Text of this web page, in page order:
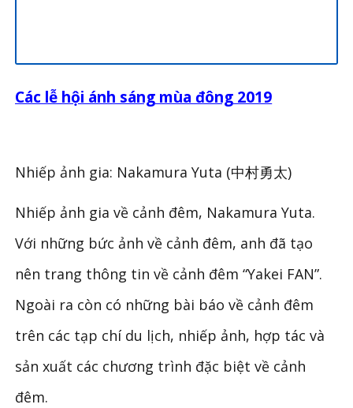
Các lễ hội ánh sáng mùa đông 2019
Nhiếp ảnh gia: Nakamura Yuta (中村勇太)
Nhiếp ảnh gia về cảnh đêm, Nakamura Yuta.
Với những bức ảnh về cảnh đêm, anh đã tạo
nên trang thông tin về cảnh đêm“Yakei FAN”.
Ngoài ra còn có những bài báo về cảnh đêm
trên các tạp chí du lịch, nhiếp ảnh, hợp tác và
sản xuất các chương trình đặc biệt về cảnh
đêm.